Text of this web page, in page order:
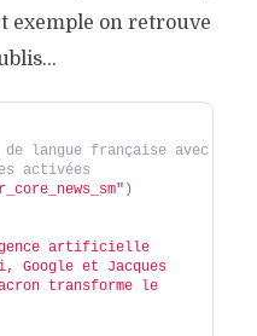
exemple on retrouve
langue française avec
activées
)
artificielle
Google et Jacques
transforme le